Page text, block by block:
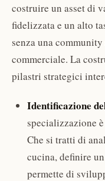
costruire un asset di
fidelizzata e un alto
senza una
commerciale. La
pilastri strategici
Identificazione
specializzazione
Che si tratti di
cucina, definire
permette di